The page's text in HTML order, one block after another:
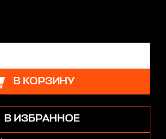
В КОРЗИНУ
В ИЗБРАННОЕ